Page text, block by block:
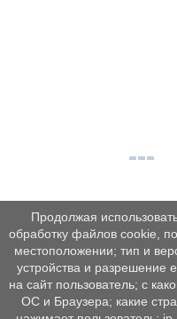
Продолжая
обработку файлов cookie,
местоположении; тип и
устройства и разрешение
на сайт пользователь; с
ОС и Браузера; какие